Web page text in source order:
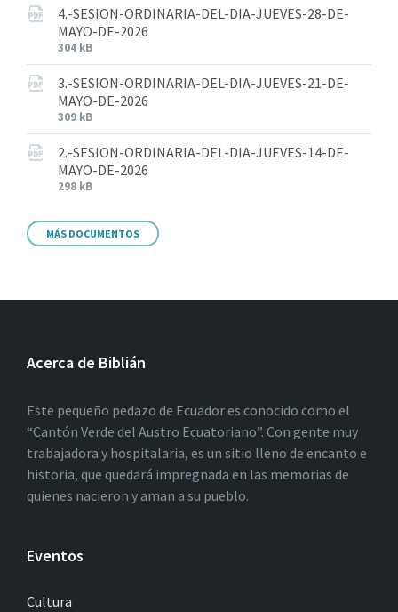
4.-SESION-ORDINARIA-DEL-DIA-JUEVES-28-DE-
MAYO-DE-2026
304 kB
3.-SESION-ORDINARIA-DEL-DIA-JUEVES-21-DE-
MAYO-DE-2026
309 kB
2.-SESION-ORDINARIA-DEL-DIA-JUEVES-14-DE-
MAYO-DE-2026
298 kB
MÁS DOCUMENTOS
Acerca de Biblián
Este pequeño pedazo de Ecuador es conocido como el
“Cantón Verde del Austro Ecuatoriano”. Con gente muy
trabajadora y hospitalaria, es un sitio lleno de encanto e
historia, que quedará impregnada en las memorias de
quienes nacieron y aman a su pueblo.
Eventos
Cultura